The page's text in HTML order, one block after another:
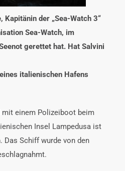
Kapitänin der „Sea-Watch 3“
Sea-Watch, im
gerettet hat. Hat Salvini
italienischen Hafens
einem Polizeiboot beim
Insel Lampedusa ist
Das Schiff wurde von den